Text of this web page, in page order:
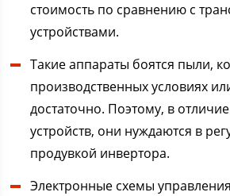
стоимость по сравнению с
устройствами.
Такие аппараты боятся пыли,
производственных условиях
достаточно. Поэтому, в
устройств, они нуждаются в
продувкой инвертора.
Электронные схемы